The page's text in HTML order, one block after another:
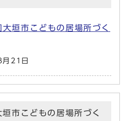
垣市こどもの居場所づく
月21日
市こどもの居場所づく